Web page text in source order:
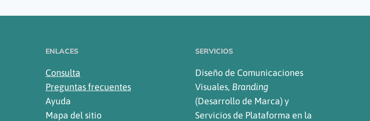
ENLACES
Consulta
Preguntas frecuentes
Ayuda
Mapa del sitio
SERVICIOS
Diseño de Comunicaciones
Visuales, Branding
(Desarrollo de Marca) y
Servicios de Plataforma en la